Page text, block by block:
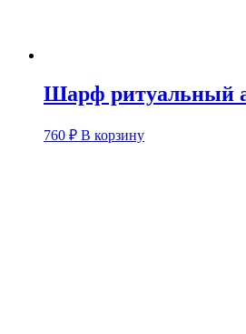
Шарф ритуальный
760 ₽ В корзину